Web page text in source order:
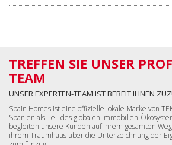
ihrem Traumhaus über die Unterzeichnung der
zum Einzug.
ICH MÖCHTE SIE
Wenn Sie jetzt in Spanien sind, rufen Sie uns
an Wir können Sie innerhalb von nur 30 Minuten
abholen!